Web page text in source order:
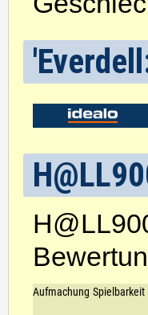
Aufmachung Spielbarkeit